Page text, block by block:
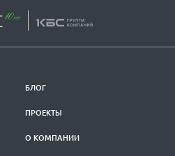
БЛОГ
ПРОЕКТЫ
О КОМПАНИИ